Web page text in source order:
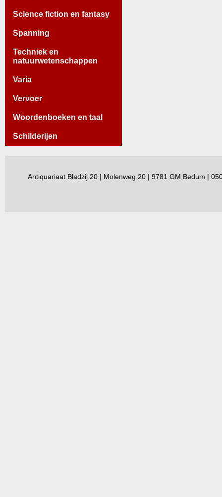
Science fiction en fantasy
Spanning
Techniek en
natuurwetenschappen
Varia
Vervoer
Woordenboeken en taal
Schilderijen
Antiquariaat Bladzij 20 | Molenweg 20 | 9781 GM Bedum |